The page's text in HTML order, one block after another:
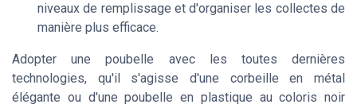
niveaux de remplissage et d'organiser les collectes de
manière plus efficace.
Adopter une poubelle avec les toutes dernières
technologies, qu'il s'agisse d'une corbeille en métal
élégante ou d'une poubelle en plastique au coloris noir